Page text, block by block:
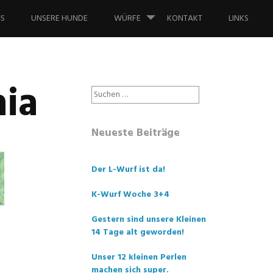
UNSERE HUNDE WÜRFE KONTAKT LINKS
Suche
nach:
Neueste Beiträge
Der L-Wurf ist da!
K-Wurf Woche 3+4
Gestern sind unsere Kleinen
14 Tage alt geworden!
Unser 12 kleinen Perlen